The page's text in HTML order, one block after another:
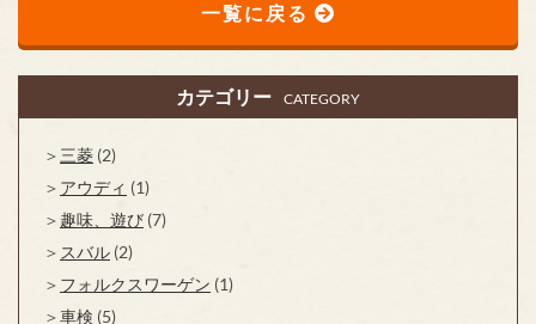
一覧に戻る
カテゴリー CATEGORY
三菱 (2)
アウディ (1)
趣味、遊び (7)
スバル (2)
フォルクスワーゲン (1)
車検 (5)